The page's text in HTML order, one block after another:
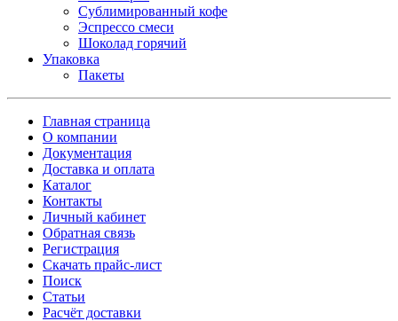
Сублимированный кофе
Эспрессо смеси
Шоколад горячий
Упаковка
Пакеты
Главная страница
О компании
Документация
Доставка и оплата
Каталог
Контакты
Личный кабинет
Обратная связь
Регистрация
Скачать прайс-лист
Поиск
Статьи
Расчёт доставки